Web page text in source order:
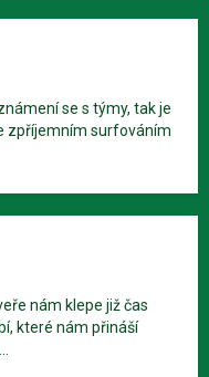
se s týmy, tak je
zpříjemním surfováním
nám klepe již čas
které nám přináší